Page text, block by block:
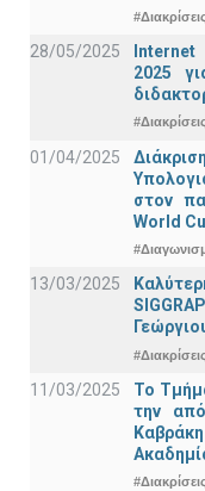
#Διακρίσεις
28/05/2025
2025
#Διακρίσεις
01/04/2025
στον
World
13/03/2025
#Διακρίσεις
11/03/2025
Το
την
#Διακρίσεις